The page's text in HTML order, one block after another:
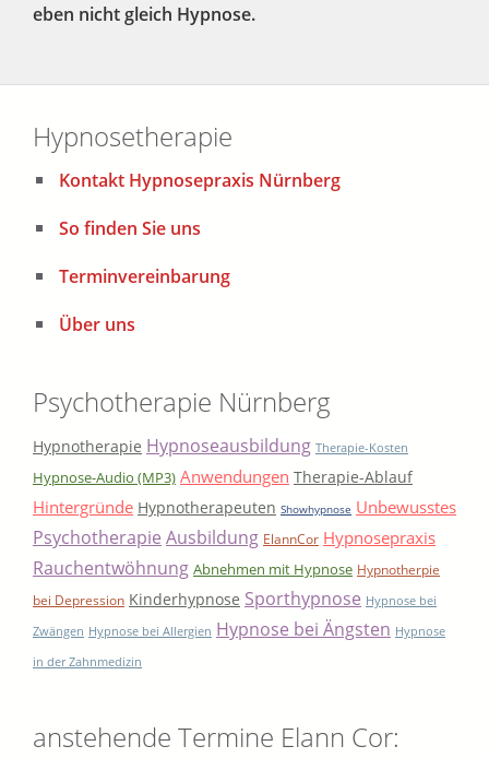
eben nicht gleich Hypnose.
Hypnosetherapie
Kontakt Hypnosepraxis Nürnberg
So finden Sie uns
Terminvereinbarung
Über uns
Psychotherapie Nürnberg
Hypnotherapie Hypnoseausbildung Therapie-Kosten
Hypnose-Audio (MP3) Anwendungen Therapie-Ablauf
Hintergründe Hypnotherapeuten Showhypnose Unbewusstes
Psychotherapie Ausbildung ElannCor Hypnosepraxis
Rauchentwöhnung Abnehmen mit Hypnose Hypnotherpie
bei Depression Kinderhypnose Sporthypnose Hypnose bei
Zwängen Hypnose bei Allergien Hypnose bei Ängsten Hypnose
in der Zahnmedizin
anstehende Termine Elann Cor: